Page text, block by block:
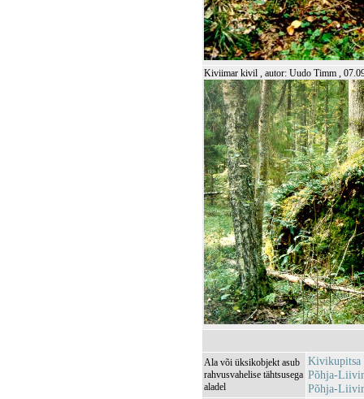
Kiviimar kivil , autor: Uudo Timm ,
Ala või üksikobjekt asub
rahvusvahelise tähtsusega
aladel
Kivikupitsa
Põhja-
Põhja-